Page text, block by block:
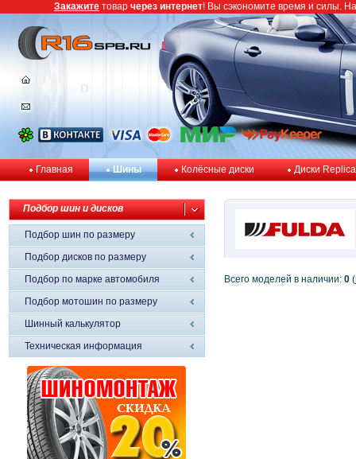
Главная Шины Колёсные диски Диски Replica
Подбор шин и дисков
Подбор шин по размеру
Подбор дисков по размеру
Подбор по марке автомобиля
Подбор мотошин по размеру
Шинный калькулятор
Техническая информация
Всего моделей в наличии: 0 (
Закажите товар через интернет! Вы сэкономите время и силы.